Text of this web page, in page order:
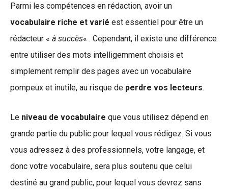
Parmi les compétences en rédaction, avoir un
vocabulaire riche et varié est essentiel pour être un
rédacteur « à succès« . Cependant, il existe une différence
entre utiliser des mots intelligemment choisis et
simplement remplir des pages avec un vocabulaire
pompeux et inutile, au risque de perdre vos lecteurs.
Le niveau de vocabulaire que vous utilisez dépend en
grande partie du public pour lequel vous rédigez. Si vous
vous adressez à des professionnels, votre langage, et
donc votre vocabulaire, sera plus soutenu que celui
destiné au grand public, pour lequel vous devrez sans